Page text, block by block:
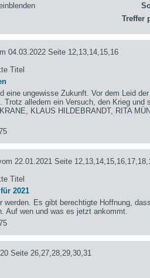
Treffer
04.03.2022 Seite 12,13,14,15,16
Titel
eine ungewisse Zukunft. Vor dem Leid
Trotz alledem ein Versuch, den Krieg und
KLAUS HILDEBRANDT, RITA
22.01.2021 Seite
Titel
2021
werden. Es gibt berechtigte Hoffnung,
Auf wen und was es jetzt ankommt.
Seite 26,27,28,29,30,31